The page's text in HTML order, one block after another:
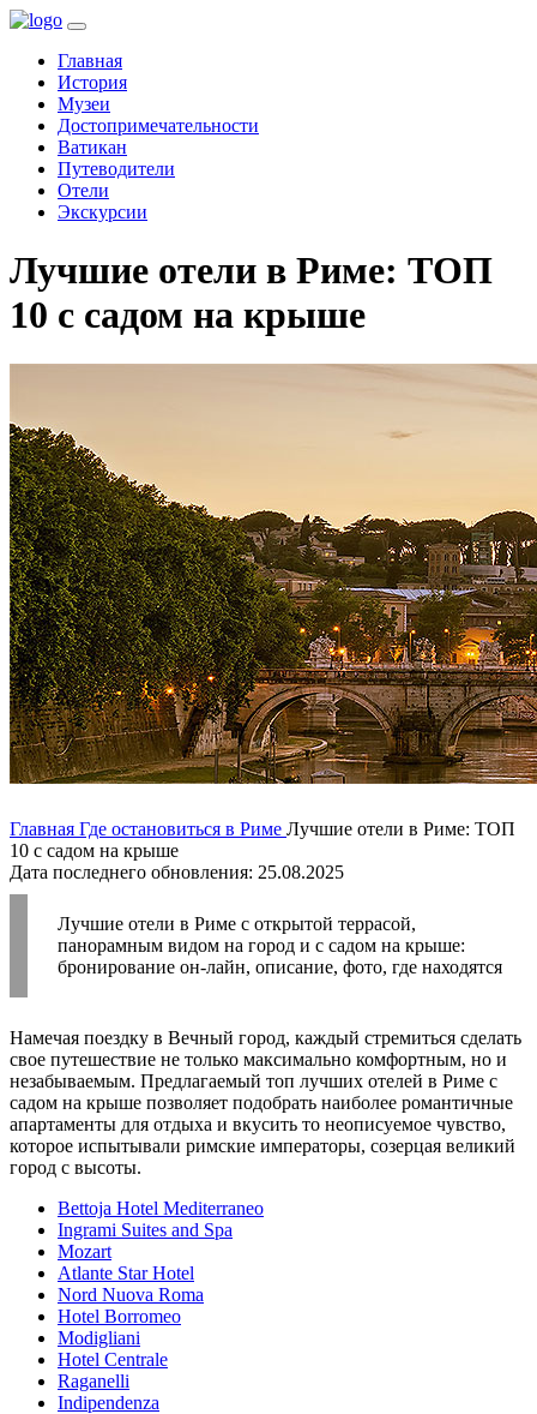
Главная(current)
История
Музеи
Достопримечательности
Ватикан
Путеводители
Отели
Экскурсии
Лучшие отели в Риме: ТОП
10 с садом на крыше
Главная Где остановиться в Риме Лучшие отели в Риме: ТОП
10 с садом на крыше
Дата последнего обновления: 25.08.2025
Лучшие отели в Риме с открытой террасой,
панорамным видом на город и с садом на крыше:
бронирование он-лайн, описание, фото, где находятся
Намечая поездку в Вечный город, каждый стремиться сделать
свое путешествие не только максимально комфортным, но и
незабываемым. Предлагаемый топ лучших отелей в Риме с
садом на крыше позволяет подобрать наиболее романтичные
апартаменты для отдыха и вкусить то неописуемое чувство,
которое испытывали римские императоры, созерцая великий
город с высоты.
Bettoja Hotel Mediterraneo
Ingrami Suites and Spa
Mozart
Atlante Star Hotel
Nord Nuova Roma
Hotel Borromeo
Modigliani
Hotel Centrale
Raganelli
Indipendenza